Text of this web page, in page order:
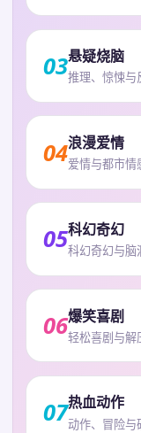
03悬疑烧脑
推理、惊悚与
04浪漫爱情
爱情与都市情
05科幻奇幻
科幻奇幻与脑
06爆笑喜剧
轻松喜剧与解
07热血动作
动作、冒险与